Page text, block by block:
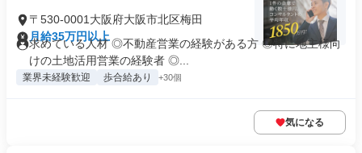
〒530-0001大阪府大阪市北区梅田
月給35万円以上
求めている人材 ◎不動産営業の経験がある方 ◎特に地主様向
けの土地活用営業の経験者 ◎...
業界未経験歓迎 歩合給あり +30個
気になる